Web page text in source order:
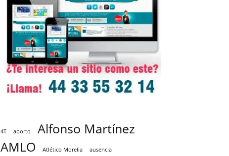
4T aborto
Alfonso Martínez
AMLO
Atlético Morelia ausencia